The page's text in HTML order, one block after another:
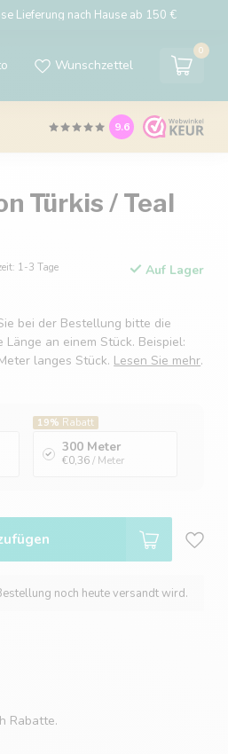
Lieferung nach Hause ab 150 €
Wunschzettel
0
9.6
Türkis / Teal
1-3 Tage Auf Lager
bei der Bestellung bitte die
an einem Stück. Beispiel:
langes Stück. Lesen Sie mehr.
19% Rabatt
300 Meter
€0,36 / Meter
noch heute versandt wird.
Rabatte.